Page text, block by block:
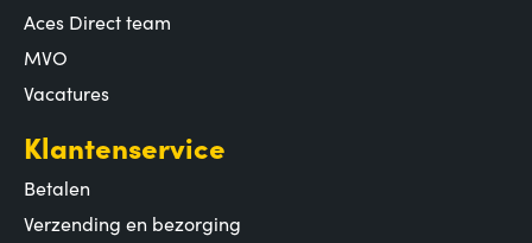
Aces Direct team
MVO
Vacatures
Klantenservice
Betalen
Verzending en bezorging